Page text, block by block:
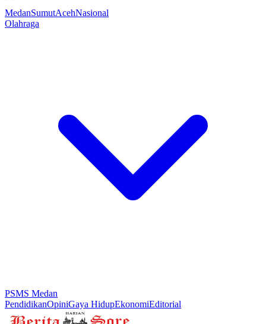
MedanSumutAcehNasional
Olahraga
PSMS Medan
PendidikanOpiniGaya HidupEkonomiEditorial